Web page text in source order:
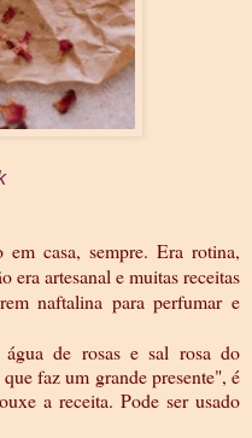
casa, sempre. Era rotina,
era artesanal e muitas receitas
naftalina para perfumar e
de rosas e sal rosa do
faz um grande presente", é
a receita. Pode ser usado